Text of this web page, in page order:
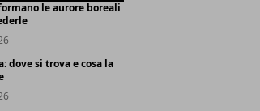
le aurore boreali
dove si trova e cosa la